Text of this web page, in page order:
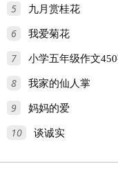
5 九月赏桂花
6 我爱菊花
7 小学五年级作文
8 我家的仙人掌
9 妈妈的爱
10 谈诚实